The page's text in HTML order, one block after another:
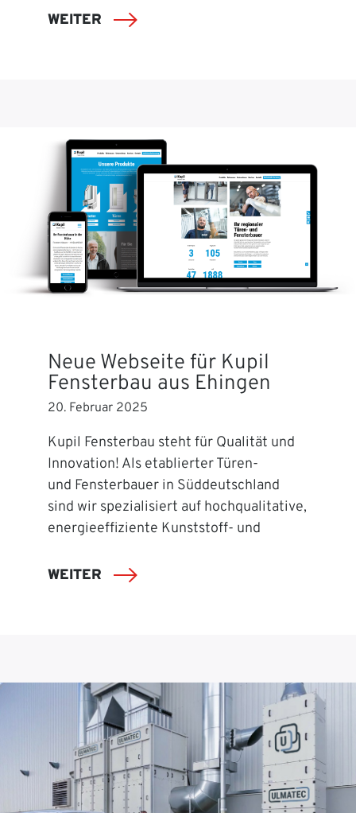
WEITER
Neue Webseite für Kupil
Fensterbau aus Ehingen
20. Februar 2025
Kupil Fensterbau steht für Qualität und
Innovation! Als etablierter Türen-
und Fensterbauer in Süddeutschland
sind wir spezialisiert auf hochqualitative,
energieeffiziente Kunststoff- und
WEITER